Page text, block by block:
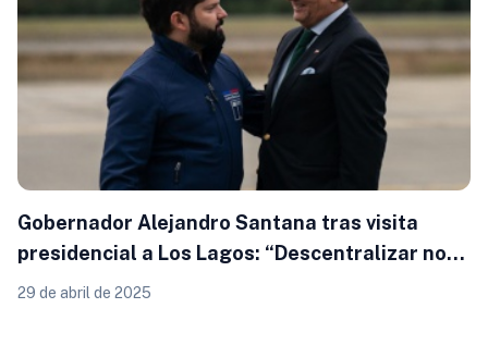
Gobernador Alejandro Santana tras visita
presidencial a Los Lagos: “Descentralizar no
es una opción, es una obligación”
29 de abril de 2025